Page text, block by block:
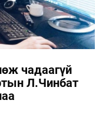
чадаагүй
Л.Чинбат